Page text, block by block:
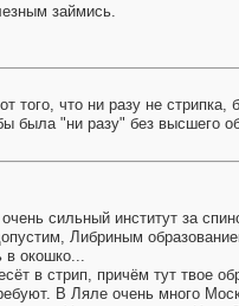
займись.
того, что ни разу не стрипка,
была "ни разу" без высшего
сильный институт за
Либриным
окошко...
в стрип, причём тут твое
В Ляле очень много